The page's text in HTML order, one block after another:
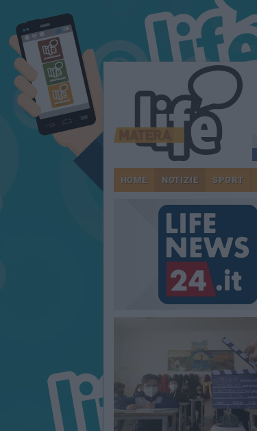
HOME NOTIZIE SPORT